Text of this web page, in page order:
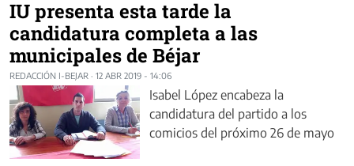
IU presenta esta tarde la
candidatura completa a las
municipales de Béjar
REDACCIÓN I-BEJAR · 12 ABR 2019 - 14:06
Isabel López encabeza la
candidatura del partido a los
comicios del próximo 26 de mayo